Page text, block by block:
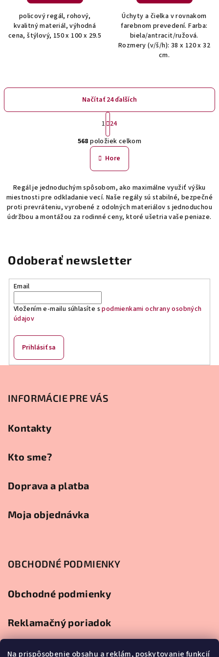
Na prispôsobenie obsahu a reklám, poskytovanie funkcií
policový regál, rohový,
kvalitný materiál, výhodná
cena, štýlový, 150 x 100 x 29.5
Úchyty a čielka v rovnakom
farebnom prevedení. Farba:
biela/antracit/ružová.
Rozmery (v/š/h): 38 x 120 x 32
cm.
O
v
l
á
a
c
i
v
k
y
p
Načítať 24 ďalších
S
t
r
á
n
k
o
a
n
i
e
1 24
568 položiek celkom
Hore
Regál je jednoduchým spôsobom, ako maximálne využiť výšku
miestnosti pre odkladanie vecí. Naše regály sú stabilné, bezpečné
proti prevráteniu, vyrobené z odolných materiálov s jednoduchou
údržbou a montážou za rodinné ceny, ktoré ušetria vaše peniaze.
Odoberať newsletter
Email
Vložením e-mailu súhlasíte spodmienkami ochrany osobných
údajov
Prihlásiť sa
INFORMÁCIE PRE VÁS
Kontakty
Kto sme?
Doprava a platba
Moja objednávka
OBCHODNÉ PODMIENKY
Obchodné podmienky
Reklamačný poriadok
Ochrana osobných údajov